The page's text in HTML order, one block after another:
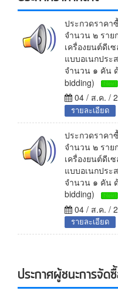
ประกวดราค
จำนวน ๒ รา
เครื่องยนต์ดีเ
แบบอเนกประ
จำนวน ๑ คัน
bidding)
04 / ส.ค. /
รายละเอียด
ประกวดราค
จำนวน ๒ รา
เครื่องยนต์ดีเ
แบบอเนกประ
จำนวน ๑ คัน
bidding)
04 / ส.ค. /
รายละเอียด
ประกาศผู้ชนะการจัด